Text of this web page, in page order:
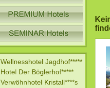
Wellnesshotel Jagdhof*****
Hotel Der Böglerhof*****
Verwöhnhotel Kristall****s